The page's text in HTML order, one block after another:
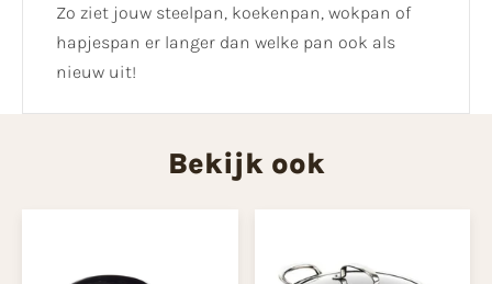
Zo ziet jouw steelpan, koekenpan, wokpan of
hapjespan er langer dan welke pan ook als
nieuw uit!
Bekijk ook